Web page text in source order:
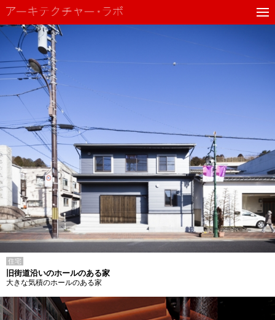
住宅
旧街道沿いのホールのある家
大きな気積のホールのある家